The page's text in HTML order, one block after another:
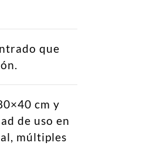
que
cm y
de uso en
múltiples